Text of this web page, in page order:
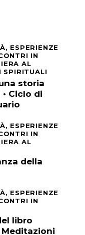
ESPERIENZE
IN
AL
SPIRITUALI
storia
Ciclo di
ESPERIENZE
IN
AL
della
ESPERIENZE
IN
libro